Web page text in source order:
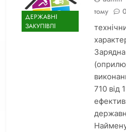
ДЕРЖАВНІ
ЗАКУПІВЛІ
тому
0
710 від